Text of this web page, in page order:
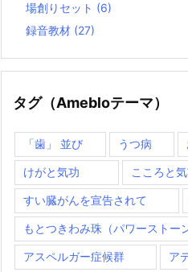
場創りセット (6)
録音教材 (27)
タグ（Amebloテーマ）
「歯」 並び うつ病
けがと気功 こころと
すい臓がんを宣告されて
もとつきわみ珠（パワーストーン
アスペルガー症候群 ア